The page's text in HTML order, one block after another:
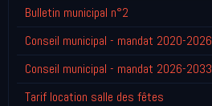
Bulletin municipal n°2
Conseil municipal - mandat 2020-2026
Conseil municipal - mandat 2026-2033
Tarif location salle des fêtes